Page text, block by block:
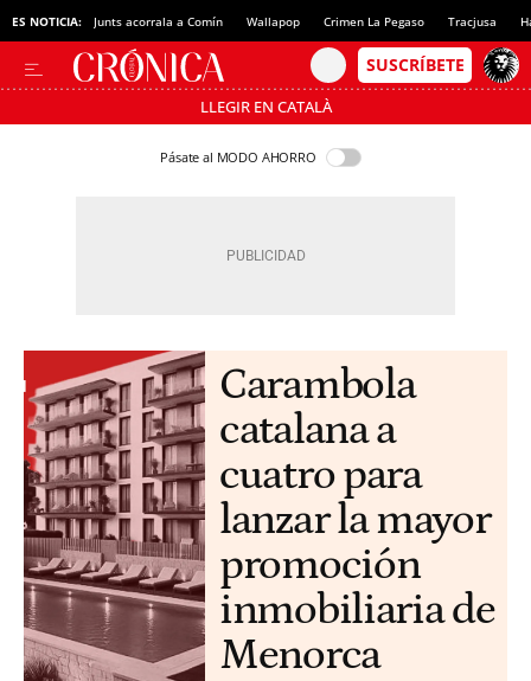
ES NOTICIA: Junts acorrala a Comín Wallapop Crimen La Pegaso Tracjusa
LLEGIR EN CATALÀ
Pásate al MODO AHORRO
Carambola
catalana a
cuatro para
lanzar la mayor
promoción
inmobiliaria de
Menorca